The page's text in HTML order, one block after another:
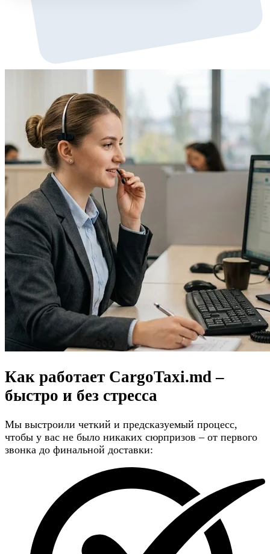
Как работает CargoTaxi.md –
быстро и без стресса
Мы выстроили четкий и предсказуемый процесс,
чтобы у вас не было никаких сюрпризов – от первого
звонка до финальной доставки: